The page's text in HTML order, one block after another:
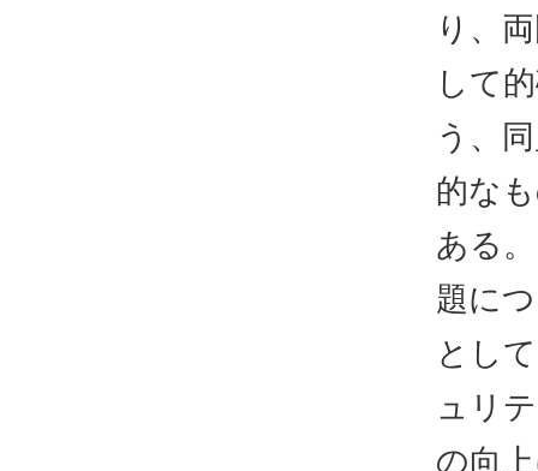
り、
して
う、
的な
ある
題に
とし
ュリ
の向